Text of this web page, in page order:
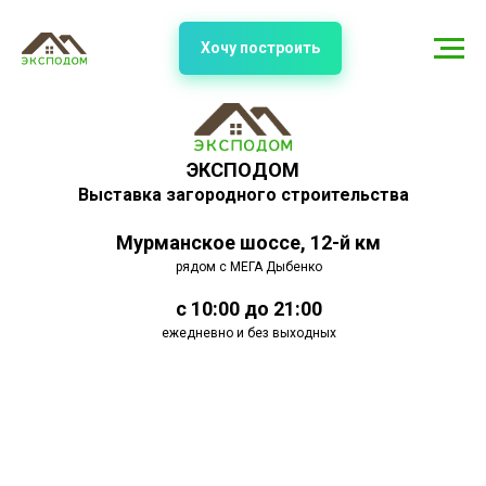
ЭКСПОДОМ
Выставка загородного строительства
Мурманское шоссе, 12-й км
рядом с МЕГА Дыбенко
с 10:00 до 21:00
ежедневно и без выходных
Хочу построить